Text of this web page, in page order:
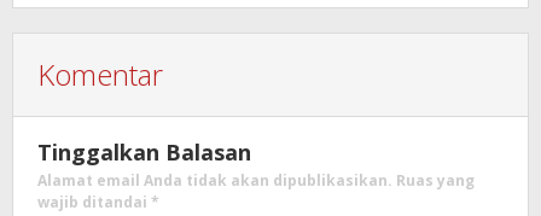
Komentar
Tinggalkan Balasan
Alamat email Anda tidak akan dipublikasikan. Ruas yang
wajib ditandai *